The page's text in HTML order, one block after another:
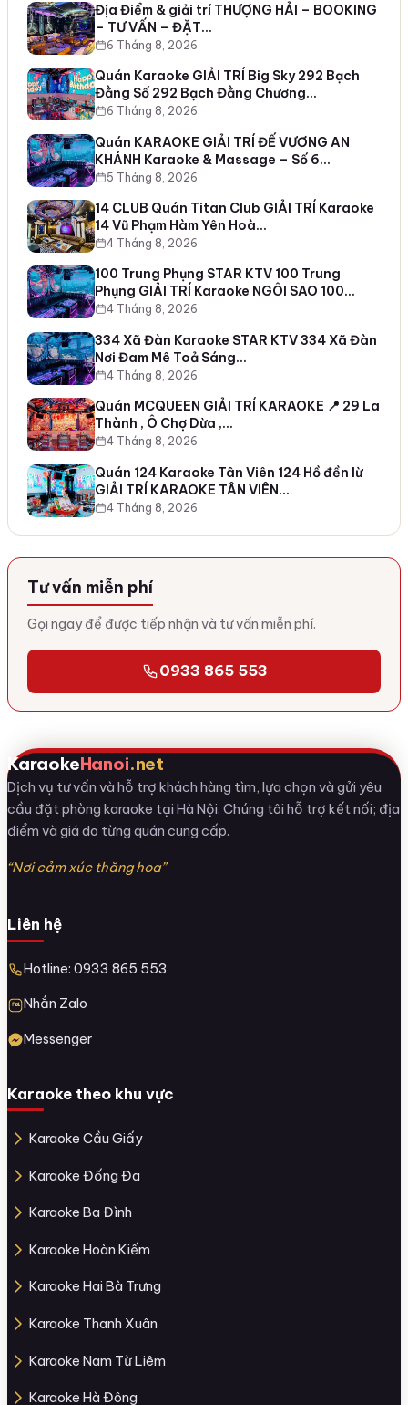
Địa Điểm & giải trí THƯỢNG HẢI – BOOKING
– TƯ VẤN – ĐẶT…
6 Tháng 8, 2026
Quán Karaoke GIẢI TRÍ Big Sky 292 Bạch
Đằng Số 292 Bạch Đằng Chương…
6 Tháng 8, 2026
Quán KARAOKE GIẢI TRÍ ĐẾ VƯƠNG AN
KHÁNH Karaoke & Massage – Số 6…
5 Tháng 8, 2026
14 CLUB Quán Titan Club GIẢI TRÍ Karaoke
14 Vũ Phạm Hàm Yên Hoà…
4 Tháng 8, 2026
100 Trung Phụng STAR KTV 100 Trung
Phụng GIẢI TRÍ Karaoke NGÔI SAO 100…
4 Tháng 8, 2026
334 Xã Đàn Karaoke STAR KTV 334 Xã Đàn
Nơi Đam Mê Toả Sáng…
4 Tháng 8, 2026
Quán MCQUEEN GIẢI TRÍ KARAOKE 📍 29 La
Thành , Ô Chợ Dừa ,…
4 Tháng 8, 2026
Quán 124 Karaoke Tân Viên 124 Hồ đền lừ
GIẢI TRÍ KARAOKE TÂN VIÊN…
4 Tháng 8, 2026
Tư vấn miễn phí
Gọi ngay để được tiếp nhận và tư vấn miễn phí.
0933 865 553
KaraokeHanoi.net
Dịch vụ tư vấn và hỗ trợ khách hàng tìm, lựa chọn và gửi yêu
cầu đặt phòng karaoke tại Hà Nội. Chúng tôi hỗ trợ kết nối; địa
điểm và giá do từng quán cung cấp.
“Nơi cảm xúc thăng hoa”
Liên hệ
Hotline: 0933 865 553
Nhắn Zalo
Messenger
Karaoke theo khu vực
Karaoke Cầu Giấy
Karaoke Đống Đa
Karaoke Ba Đình
Karaoke Hoàn Kiếm
Karaoke Hai Bà Trưng
Karaoke Thanh Xuân
Karaoke Nam Từ Liêm
Karaoke Hà Đông